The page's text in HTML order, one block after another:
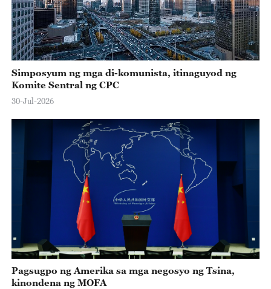
Simposyum ng mga di-komunista, itinaguyod ng
Komite Sentral ng CPC
30-Jul-2026
Pagsugpo ng Amerika sa mga negosyo ng Tsina,
kinondena ng MOFA